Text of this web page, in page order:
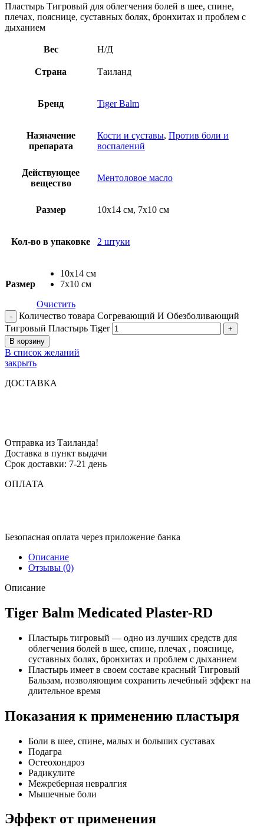
Пластырь Тигровый для облегчения болей в шее, спине,
плечах, пояснице, суставных болях, бронхитах и проблем с
дыханием
Вес Н/Д
Страна Таиланд
Бренд Tiger Balm
Назначение
препарата
Кости и суставы, Против боли и
воспалений
Действующее
вещество
Ментоловое масло
Размер 10х14 см, 7х10 см
Кол-во в упаковке 2 штуки
Размер
10х14 см
7х10 см
Очистить
Количество товара Согревающий И Обезболивающий
Тигровый Пластырь Tiger
В корзину
В список желаний
закрыть
ДОСТАВКА
Отправка из Таиланда!
Доставка в пункт выдачи
Срок доставки: 7-21 день
ОПЛАТА
Безопасная оплата через приложение банка
Описание
Отзывы (0)
Описание
Tiger Balm Medicated Plaster-RD
Пластырь тигровый — одно из лучших средств для
облегчения болей в шее, спине, плечах , пояснице,
суставных болях, бронхитах и проблем с дыханием
Пластырь имеет в своем составе красный Тигровый
Бальзам, позволяющим сохранить лечебный эффект на
длительное время
Показания к применению пластыря
Боли в шее, спине, малых и больших суставах
Подагра
Остеохондроз
Радикулите
Межреберная невралгия
Мышечные боли
Эффект от применения